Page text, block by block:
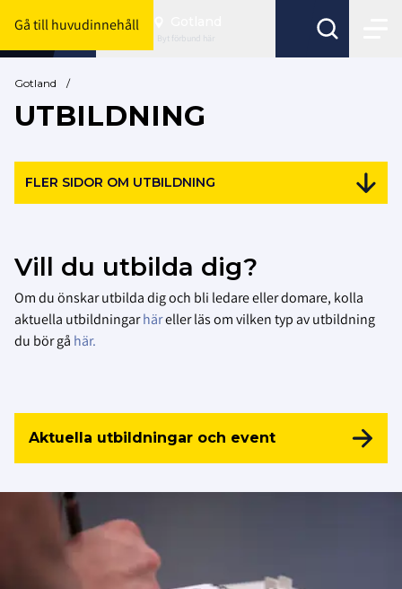
Gå till huvudinnehåll
Byt förbund här
Gotland /
UTBILDNING
FLER SIDOR OM UTBILDNING
Vill du utbilda dig?
Om du önskar utbilda dig och bli ledare eller domare, kolla
aktuella utbildningarhäreller läs om vilken typ av utbildning
du bör gå här.
Aktuella utbildningar och event